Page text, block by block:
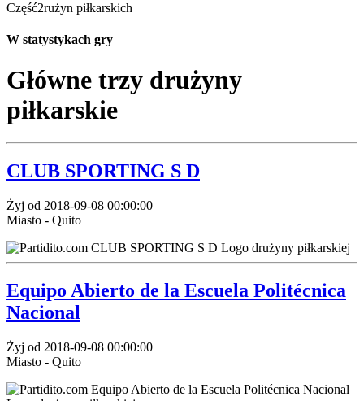
Część2rużyn piłkarskich
W statystykach gry
Główne trzy drużyny
piłkarskie
CLUB SPORTING S D
Żyj od 2018-09-08 00:00:00
Miasto - Quito
Equipo Abierto de la Escuela Politécnica
Nacional
Żyj od 2018-09-08 00:00:00
Miasto - Quito